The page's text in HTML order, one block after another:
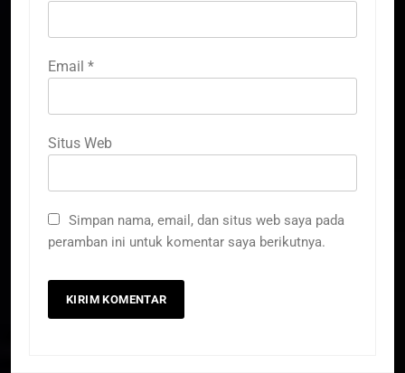
Email *
Situs Web
Simpan nama, email, dan situs web saya pada
peramban ini untuk komentar saya berikutnya.